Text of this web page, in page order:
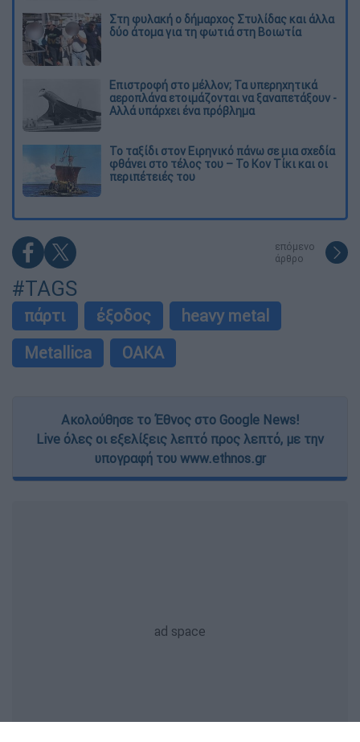
Στη φυλακή ο δήμαρχος Στυλίδας και άλλα
δύο άτομα για τη φωτιά στη Βοιωτία
Επιστροφή στο μέλλον; Τα υπερηχητικά
αεροπλάνα ετοιμάζονται να ξαναπετάξουν -
Αλλά υπάρχει ένα πρόβλημα
Το ταξίδι στον Ειρηνικό πάνω σε μια σχεδία
φθάνει στο τέλος του – Το Κον Τίκι και οι
περιπέτειές του
επόμενο
άρθρο
#TAGS
πάρτι έξοδος
heavy metal
Metallica
ΟΑΚΑ
Ακολούθησε το Έθνος στο Google News!
Live όλες οι εξελίξεις λεπτό προς λεπτό, με την
υπογραφή του www.ethnos.gr